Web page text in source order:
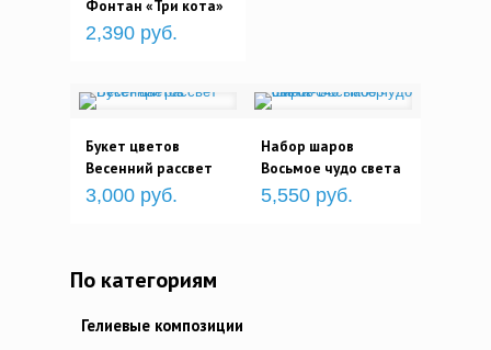
Фонтан «Три кота»
2,390 руб.
Букет цветов
Весенний рассвет
3,000 руб.
Набор шаров
Восьмое чудо света
5,550 руб.
По категориям
Гелиевые композиции